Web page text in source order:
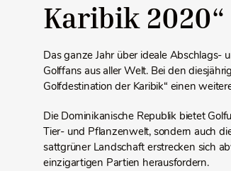
Karibik 2020“
Das ganze Jahr über ideale
Golffans aus aller Welt. Bei den
Golfdestination der Karibik“ einen
Die Dominikanische Republik bietet
Tier- und Pflanzenwelt, sondern auch
sattgrüner Landschaft erstrecken sich
einzigartigen Partien herausfordern.